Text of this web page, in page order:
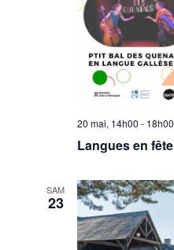
20 mai, 14h00 - 18h00
Langues en fête
SAM
23